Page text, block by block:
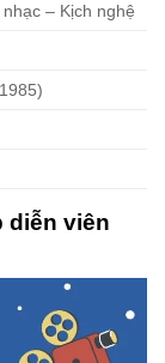
– Kịch nghệ
diễn viên